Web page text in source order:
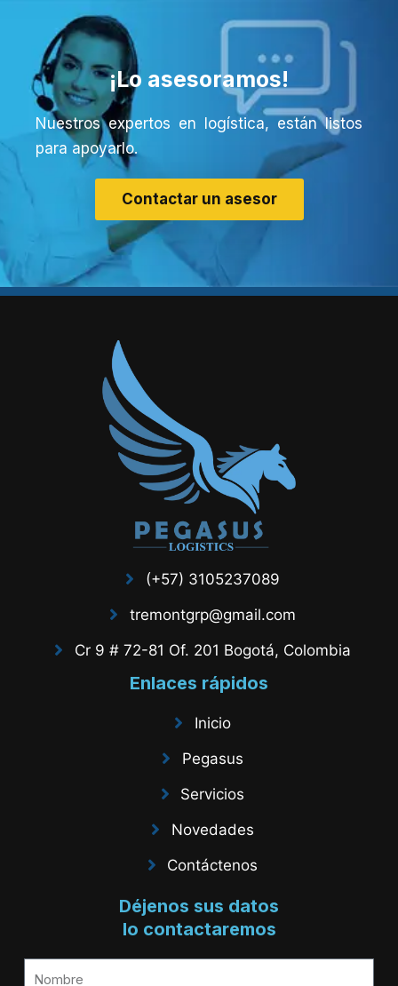
¡Lo asesoramos!
Nuestros expertos en logística, están listos
para apoyarlo.
Contactar un asesor
(+57) 3105237089
tremontgrp@gmail.com
Cr 9 # 72-81 Of. 201 Bogotá, Colombia
Enlaces rápidos
Inicio
Pegasus
Servicios
Novedades
Contáctenos
Déjenos sus datos
lo contactaremos